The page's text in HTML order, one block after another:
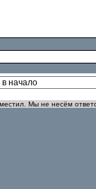
Мы не несём